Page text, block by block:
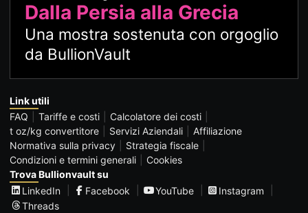
Dalla Persia alla Grecia
Una mostra sostenuta con orgoglio
da BullionVault
Link utili
FAQ
Tariffe e costi
Calcolatore dei costi
t oz/kg convertitore
Servizi Aziendali
Affiliazione
Normativa sulla privacy
Strategia fiscale
Condizioni e termini generali
Cookies
Trova Bullionvault su
LinkedIn
Facebook YouTube
Instagram
Threads